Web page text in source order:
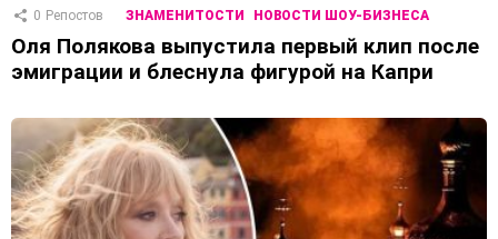
0 Репостов ЗНАМЕНИТОСТИ НОВОСТИ ШОУ-БИЗНЕСА
Оля Полякова выпустила первый клип после
эмиграции и блеснула фигурой на Капри